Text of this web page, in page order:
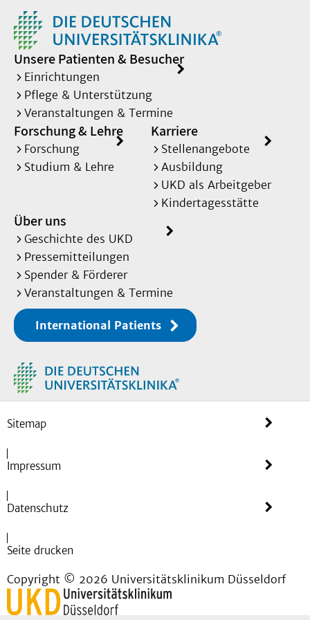
Muskelaktivität vermindert
werden
Unsere Patienten & Besucher
Einrichtungen
Pflege & Unterstützung
Veranstaltungen & Termine
Forschung & Lehre
Forschung
Studium & Lehre
Karriere
Stellenangebote
Ausbildung
UKD als Arbeitgeber
Kindertagesstätte
Über uns
Geschichte des UKD
Pressemitteilungen
Spender & Förderer
Veranstaltungen & Termine
International Patients
Sitemap
Impressum
Datenschutz
Seite drucken
Copyright © 2026 Universitätsklinikum Düsseldorf